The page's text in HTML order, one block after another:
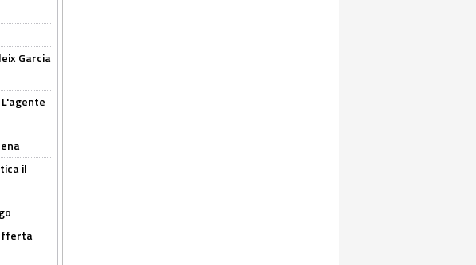
Garcia
il